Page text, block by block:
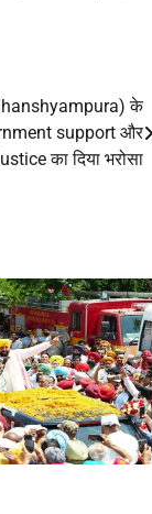
के
support और
का दिया भरोसा